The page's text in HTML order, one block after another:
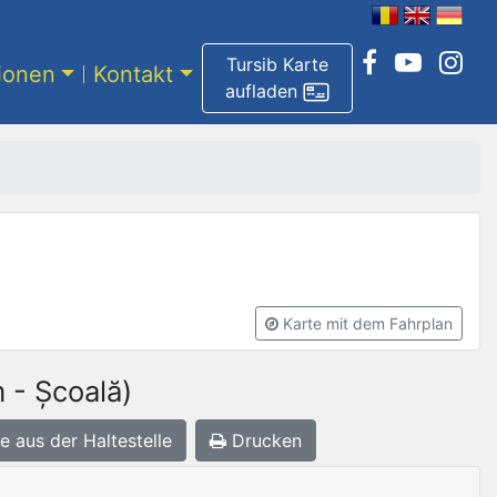
Tursib Karte
aufladen
Kontakt
Karte mit dem Fahrplan
- Școală)
aus der Haltestelle Drucken